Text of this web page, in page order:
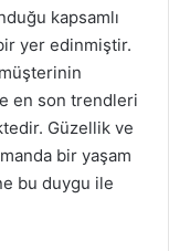
kapsamlı
yer edinmiştir.
en son trendleri
Güzellik ve
bir yaşam
bu duygu ile